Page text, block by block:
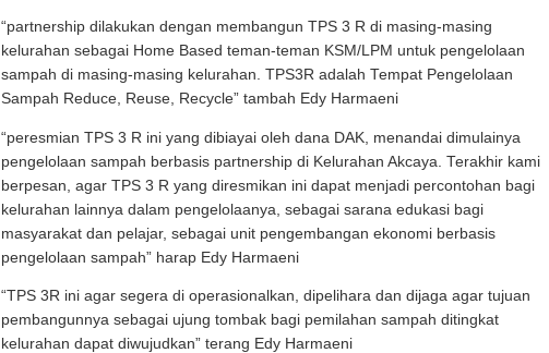
“partnership dilakukan dengan membangun TPS 3 R di masing-masing
kelurahan sebagai Home Based teman-teman KSM/LPM untuk pengelolaan
sampah di masing-masing kelurahan. TPS3R adalah Tempat Pengelolaan
Sampah Reduce, Reuse, Recycle” tambah Edy Harmaeni
“peresmian TPS 3 R ini yang dibiayai oleh dana DAK, menandai dimulainya
pengelolaan sampah berbasis partnership di Kelurahan Akcaya. Terakhir kami
berpesan, agar TPS 3 R yang diresmikan ini dapat menjadi percontohan bagi
kelurahan lainnya dalam pengelolaanya, sebagai sarana edukasi bagi
masyarakat dan pelajar, sebagai unit pengembangan ekonomi berbasis
pengelolaan sampah” harap Edy Harmaeni
“TPS 3R ini agar segera di operasionalkan, dipelihara dan dijaga agar tujuan
pembangunnya sebagai ujung tombak bagi pemilahan sampah ditingkat
kelurahan dapat diwujudkan” terang Edy Harmaeni